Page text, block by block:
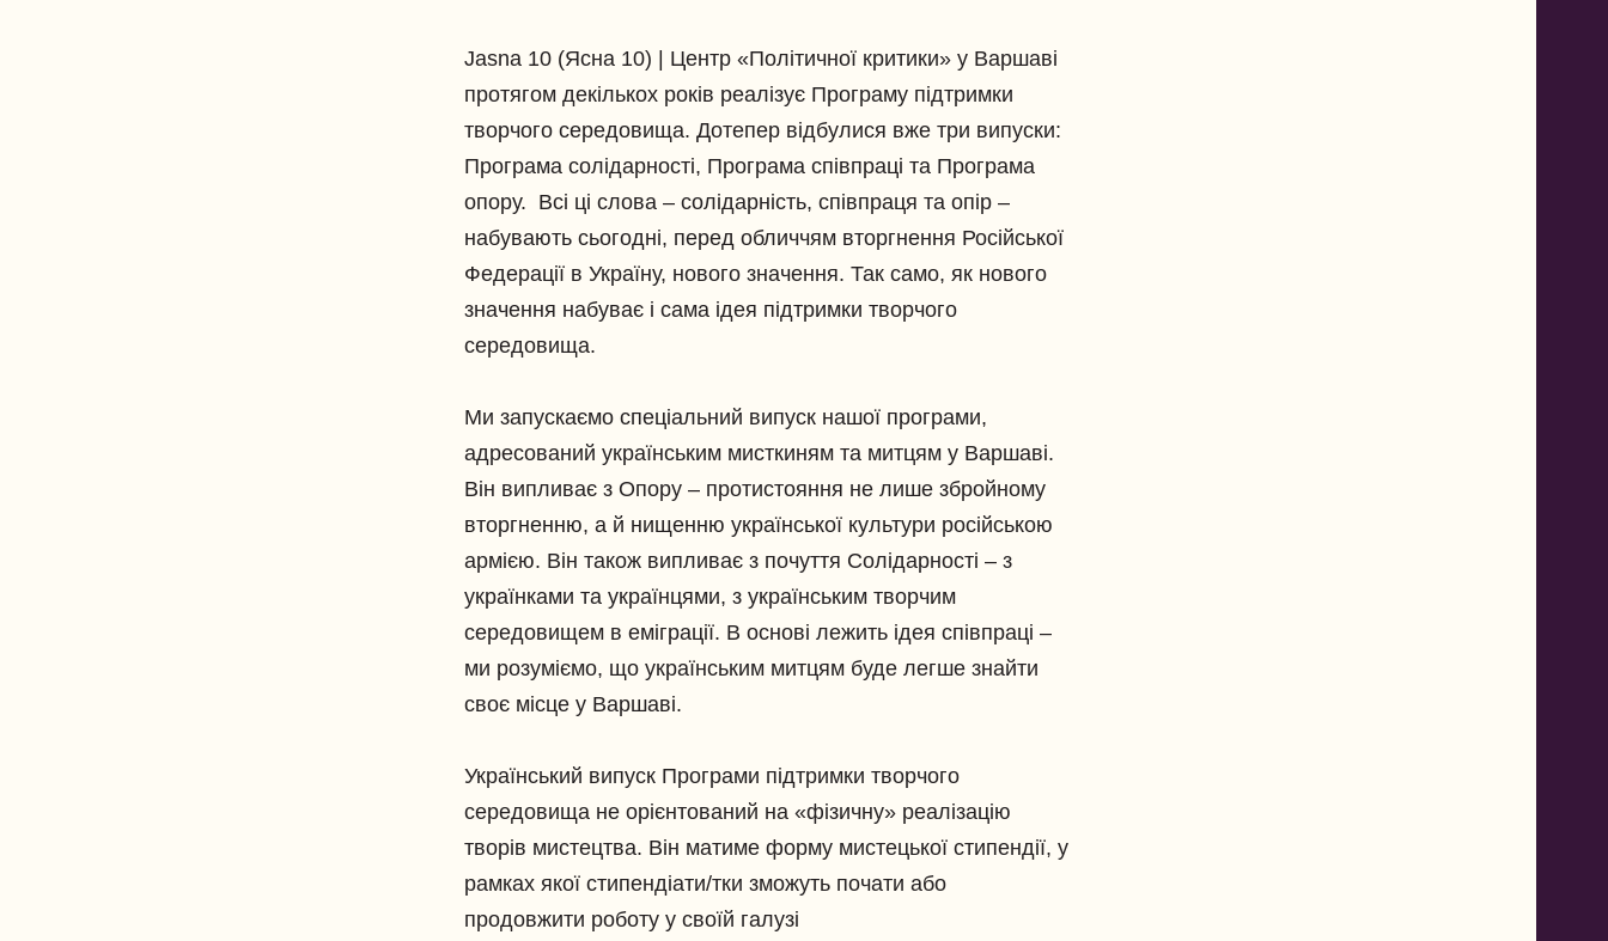
Jasna 10 (Ясна 10) | Центр «Політичної критики» у Варшаві
протягом декількох років реалізує Програму підтримки
творчого середовища. Дотепер відбулися вже три випуски:
Програма солідарності, Програма співпраці та Програма
опору. Всі ці слова – солідарність, співпраця та опір –
набувають сьогодні, перед обличчям вторгнення Російської
Федерації в Україну, нового значення. Так само, як нового
значення набуває і сама ідея підтримки творчого
середовища.
Ми запускаємо спеціальний випуск нашої програми,
адресований українським мисткиням та митцям у Варшаві.
Він випливає з Опору – протистояння не лише збройному
вторгненню, а й нищенню української культури російською
армією. Він також випливає з почуття Солідарності – з
українками та українцями, з українським творчим
середовищем в еміграції. В основі лежить ідея співпраці –
ми розуміємо, що українським митцям буде легше знайти
своє місце у Варшаві.
Український випуск Програми підтримки творчого
середовища не орієнтований на «фізичну» реалізацію
творів мистецтва. Він матиме форму мистецької стипендії, у
рамках якої стипендіати/тки зможуть почати або
продовжити роботу у своїй галузі